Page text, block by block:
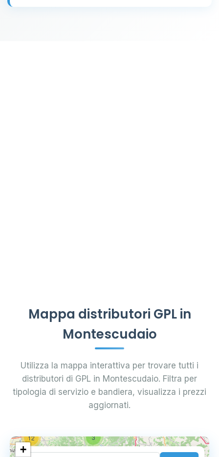
Mappa distributori GPL in
Montescudaio
Utilizza la mappa interattiva per trovare tutti i
distributori di GPL in Montescudaio. Filtra per
tipologia di servizio e bandiera, visualizza i prezzi
aggiornati.
3
12
+